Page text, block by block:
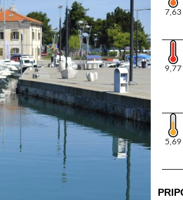
7,63
9,77
5,69